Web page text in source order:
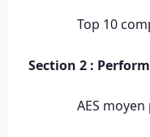
Top 10
Section 2 :
AES